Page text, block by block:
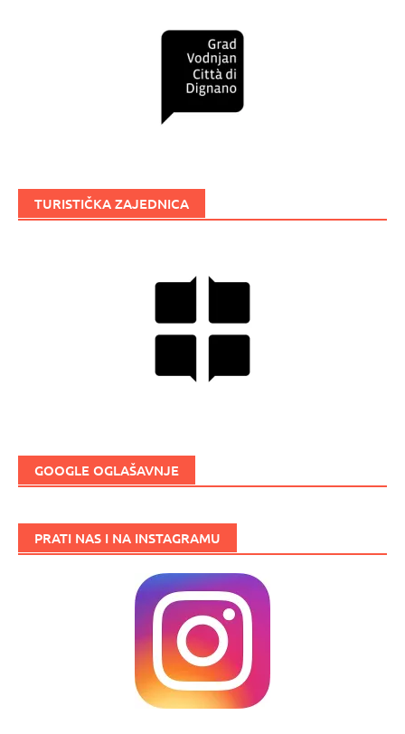
TURISTIČKA ZAJEDNICA
GOOGLE OGLAŠAVNJE
PRATI NAS I NA INSTAGRAMU